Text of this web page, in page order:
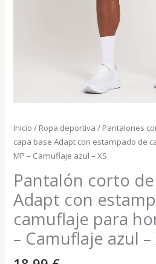
Inicio / Ropa deportiva / Pantalones
capa base Adapt con estampado de
MP – Camuflaje azul – XS
Pantalón corto
Adapt con
camuflaje para
– Camuflaje azul –